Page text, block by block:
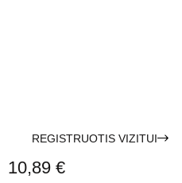
REGISTRUOTIS VIZITUI
10,89 €